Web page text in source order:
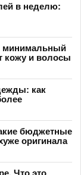
в неделю:
минимальный
кожу и волосы
как
бюджетные
оригинала
Что это